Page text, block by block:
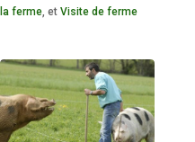
la ferme, etVisite de ferme